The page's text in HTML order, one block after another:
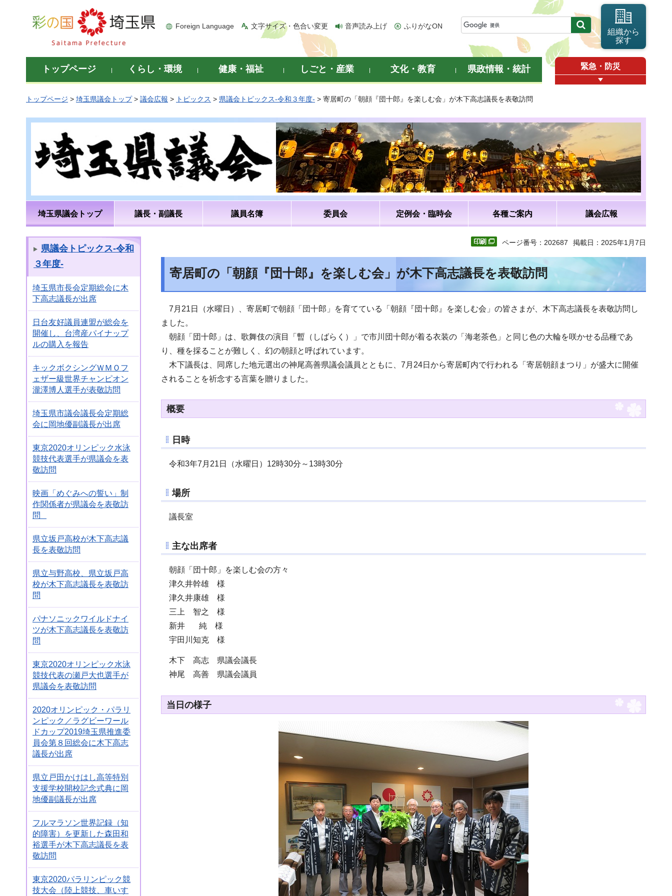
彩の国 埼玉県
Foreign Language 文字サイズ・色合い変更 音声読み上げ ふりがなON
組織から
探す
トップページ くらし・環境 健康・福祉 しごと・産業 文化・教育 県政情報・統計 緊急・防災
トップページ > 埼玉県議会トップ> 議会広報 > トピックス > 県議会トピックス-令和３年度- > 寄居町の「朝顔『団十郎』を楽しむ会」が木下高志議長を表敬訪問
埼玉県議会トップ 議長・副議長 議員名簿 委員会 定例会・臨時会 各種ご案内 議会広報
県議会トピックス-令和
３年度-
埼玉県市長会定期総会に木
下高志議長が出席
日台友好議員連盟が総会を
開催し、台湾産パイナップ
ルの購入を報告
キックボクシングＷＭＯフ
ェザー級世界チャンピオン
瀧澤博人選手が表敬訪問
埼玉県市議会議長会定期総
会に岡地優副議長が出席
東京2020オリンピック水泳
競技代表選手が県議会を表
敬訪問
映画「めぐみへの誓い」制
作関係者が県議会を表敬訪
問
県立坂戸高校が木下高志議
長を表敬訪問
県立与野高校、県立坂戸高
校が木下高志議長を表敬訪
問
パナソニックワイルドナイ
ツが木下高志議長を表敬訪
問
東京2020オリンピック水泳
競技代表の瀬戸大也選手が
県議会を表敬訪問
2020オリンピック・パラリ
ンピック／ラグビーワール
ドカップ2019埼玉県推進委
員会第８回総会に木下高志
議長が出席
県立戸田かけはし高等特別
支援学校開校記念式典に岡
地優副議長が出席
フルマラソン世界記録（知
的障害）を更新した森田和
裕選手が木下高志議長を表
敬訪問
東京2020パラリンピック競
技大会（陸上競技、車いす
ページ番号：202687 掲載日：2025年1月7日
寄居町の「朝顔『団十郎』を楽しむ会」が木下高志議長を表敬訪問
7月21日（水曜日）、寄居町で朝顔「団十郎」を育てている「朝顔『団十郎』を楽しむ会」の皆さまが、木下高志議長を表敬訪問し
ました。
朝顔「団十郎」は、歌舞伎の演目「暫（しばらく）」で市川団十郎が着る衣装の「海老茶色」と同じ色の大輪を咲かせる品種であ
り、種を採ることが難しく、幻の朝顔と呼ばれています。
木下議長は、同席した地元選出の神尾高善県議会議員とともに、7月24日から寄居町内で行われる「寄居朝顔まつり」が盛大に開催
されることを祈念する言葉を贈りました。
概要
日時
令和3年7月21日（水曜日）12時30分～13時30分
場所
議長室
主な出席者
朝顔「団十郎」を楽しむ会の方々
津久井幹雄 様
津久井康雄 様
三上 智之 様
新井 純 様
宇田川知克 様
木下 高志 県議会議長
神尾 高善 県議会議員
当日の様子